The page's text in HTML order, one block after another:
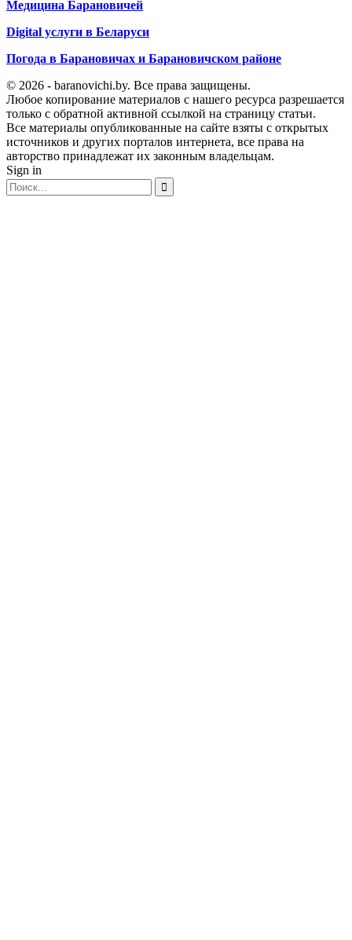
Медицина Барановичей
Digital услуги в Беларуси
Погода в Барановичах и Барановичском районе
© 2026 - baranovichi.by. Все права защищены.
Любое копирование материалов с нашего ресурса разрешается
только с обратной активной ссылкой на страницу статьи.
Все материалы опубликованные на сайте взяты с открытых
источников и других порталов интернета, все права на
авторство принадлежат их законным владельцам.
Sign in